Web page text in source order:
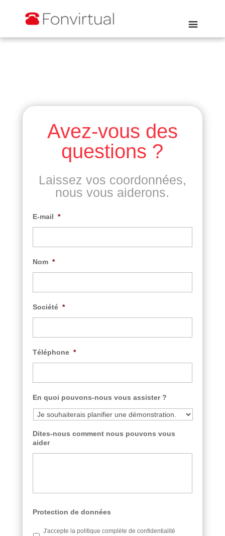
Avez-vous des
questions ?
Laissez vos coordonnées,
nous vous aiderons.
E-mail *
Nom *
Société *
Téléphone *
En quoi pouvons-nous vous assister ?
Dites-nous comment nous pouvons vous
aider
Protection de données
J'accepte la politique complète de confidentialité